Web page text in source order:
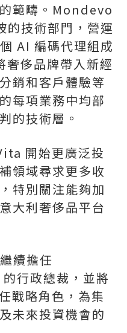
範疇。Mondevo
的技術部門，營運
AI 編碼代理組成
奢侈品牌帶入新經
銷和客戶體驗等
每項業務中均部
的技術層。
開始更廣泛投
領域尋求更多收
特別關注能夠加
大利奢侈品平台
續擔任
行政總裁，並將
戰略角色，為集
未來投資機會的